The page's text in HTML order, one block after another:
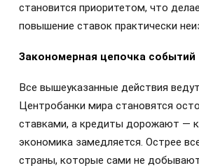
становится приоритетом, что
повышение ставок практически
Закономерная цепочка событий
Все вышеуказанные действия
Центробанки мира становятся
ставками, а кредиты дорожают —
экономика замедляется. Острее
страны, которые сами не